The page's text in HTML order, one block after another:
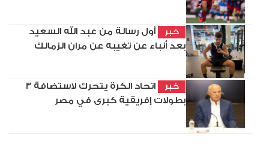
خبر
أول رسالة من عبد الله السعيد
بعد أنباء عن تغيبه عن مران الزمالك
خبر
اتحاد الكرة يتحرك لاستضافة 3
بطولات إفريقية كبرى في مصر